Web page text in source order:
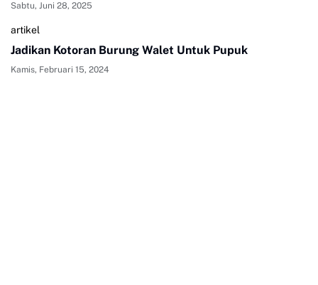
Sabtu, Juni 28, 2025
artikel
Jadikan Kotoran Burung Walet Untuk Pupuk
Kamis, Februari 15, 2024